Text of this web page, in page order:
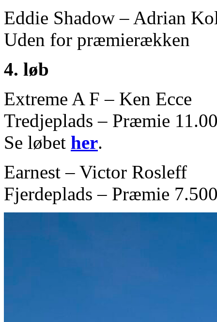
Eddie Shadow – Adrian
Uden for præmierækken
4. løb
Extreme A F – Ken Ecce
Tredjeplads – Præmie
Se løbet her.
Earnest – Victor Rosleff
Fjerdeplads – Præmie